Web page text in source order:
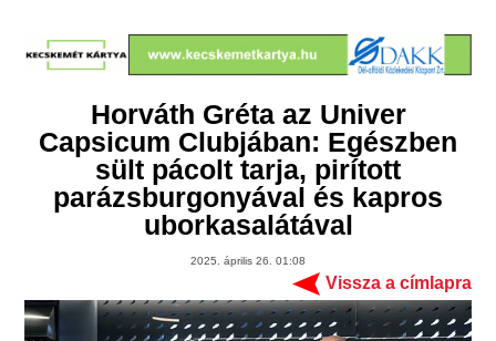
Horváth Gréta az Univer
Capsicum Clubjában: Egészben
sült pácolt tarja, pirított
parázsburgonyával és kapros
uborkasalátával
2025. április 26. 01:08
Vissza a címlapra